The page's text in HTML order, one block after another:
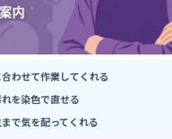
わせて作業してくれる
を染色で直せる
で気を配ってくれる